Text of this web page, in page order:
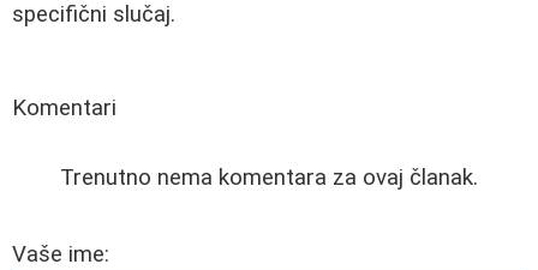
specifični slučaj.
Komentari
Trenutno nema komentara za ovaj članak.
Vaše ime: